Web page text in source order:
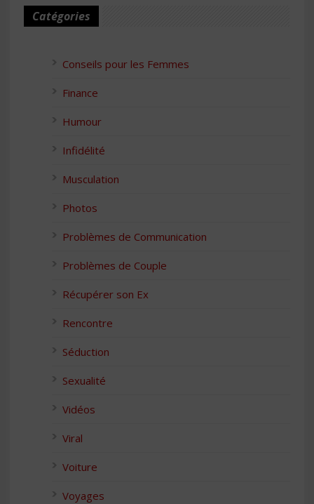
Catégories
Conseils pour les Femmes
Finance
Humour
Infidélité
Musculation
Photos
Problèmes de Communication
Problèmes de Couple
Récupérer son Ex
Rencontre
Séduction
Sexualité
Vidéos
Viral
Voiture
Voyages